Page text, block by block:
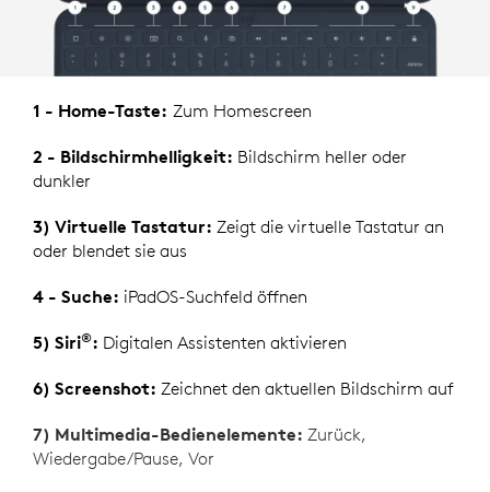
1 - Home-Taste: Zum Homescreen
2 - Bildschirmhelligkeit: Bildschirm heller oder
dunkler
3) Virtuelle Tastatur: Zeigt die virtuelle Tastatur an
oder blendet sie aus
4 - Suche: iPadOS-Suchfeld öffnen
5) Siri®: Digitalen Assistenten aktivieren
6) Screenshot: Zeichnet den aktuellen Bildschirm auf
7) Multimedia-Bedienelemente: Zurück,
Wiedergabe/Pause, Vor